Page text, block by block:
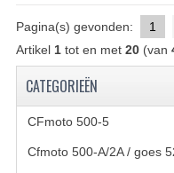
Pagina(s) gevonden: 1
Artikel 1tot en met 20(van
CATEGORIEËN
CFmoto 500-5(5)
Cfmoto 500-A/2A / goes